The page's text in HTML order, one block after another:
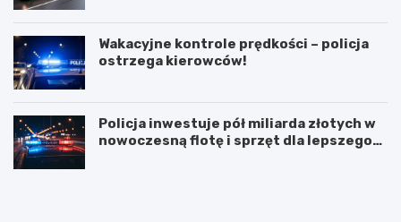
Wakacyjne kontrole prędkości – policja
ostrzega kierowców!
Policja inwestuje pół miliarda złotych w
nowoczesną flotę i sprzęt dla lepszego